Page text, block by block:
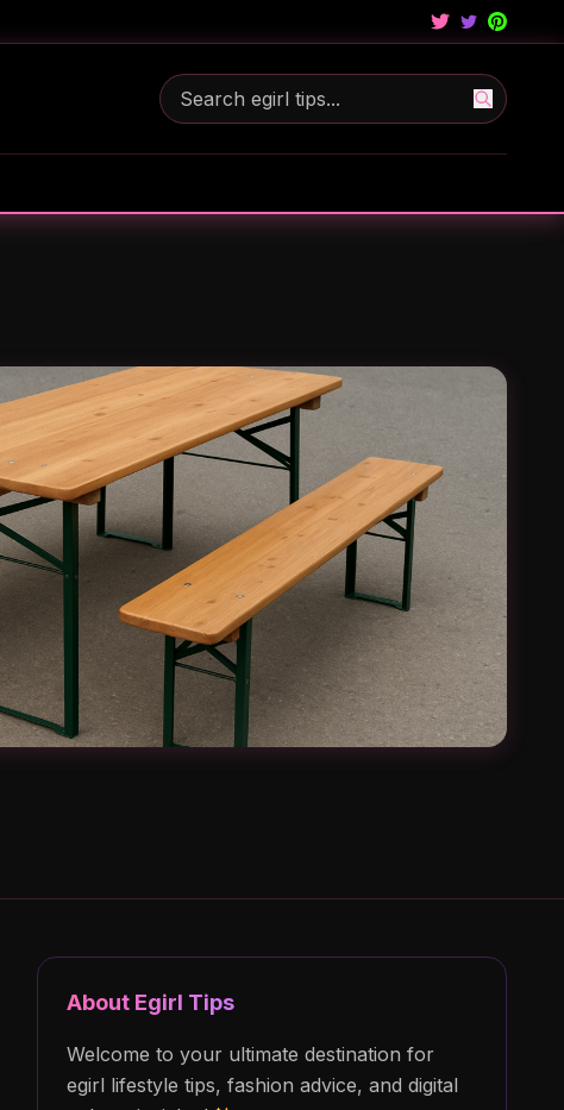
About Egirl Tips
Welcome to your ultimate destination for
egirl lifestyle tips, fashion advice, and digital